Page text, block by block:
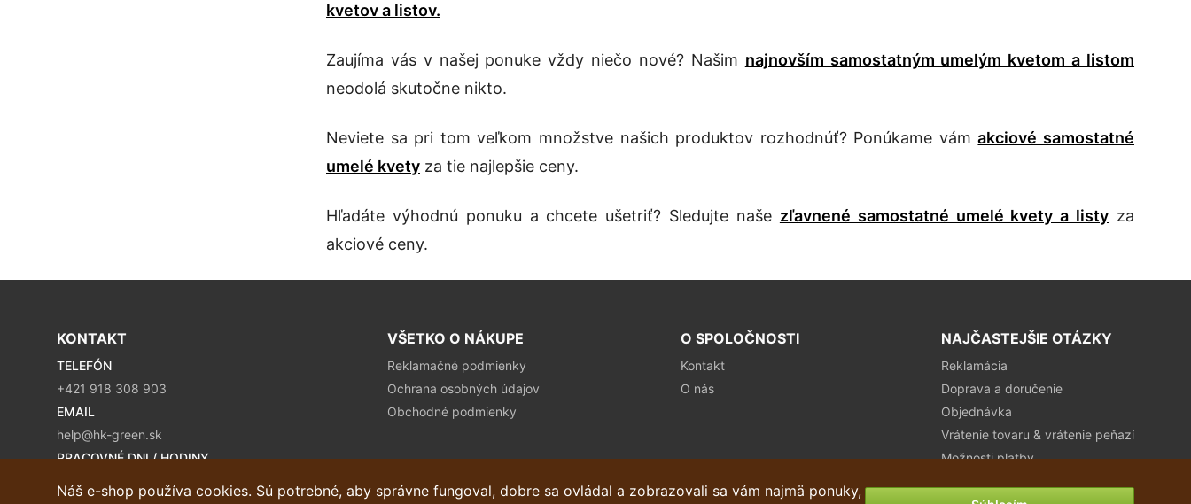
kvetov a listov.
Zaujíma vás v našej ponuke vždy niečo nové? Našim najnovším samostatným umelým kvetom a listom
neodolá skutočne nikto.
Neviete sa pri tom veľkom množstve našich produktov rozhodnúť? Ponúkame vámakciové samostatné
umelé kvety za tie najlepšie ceny.
Hľadáte výhodnú ponuku a chcete ušetriť? Sledujte naše zľavnené samostatné umelé kvety a listy za
akciové ceny.
KONTAKT
TELEFÓN
+421 918 308 903
EMAIL
help@hk-green.sk
PRACOVNÉ DNI / HODINY
VŠETKO O NÁKUPE
Reklamačné podmienky
Ochrana osobných údajov
Obchodné podmienky
O SPOLOČNOSTI
Kontakt
O nás
NAJČASTEJŠIE OTÁZKY
Reklamácia
Doprava a doručenie
Objednávka
Vrátenie tovaru & vrátenie peňazí
Možnosti platby
Náš e-shop používa cookies. Sú potrebné, aby správne fungoval, dobre sa ovládal a zobrazovali sa vám najmä ponuky,